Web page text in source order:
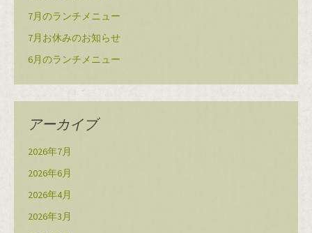
7月のランチメニュー
7月お休みのお知らせ
6月のランチメニュー
アーカイブ
2026年7月
2026年6月
2026年4月
2026年3月